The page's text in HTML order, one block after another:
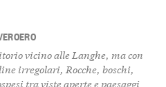
vicino alle Langhe, ma con
irregolari, Rocche, boschi,
tra viste aperte e paesaggi